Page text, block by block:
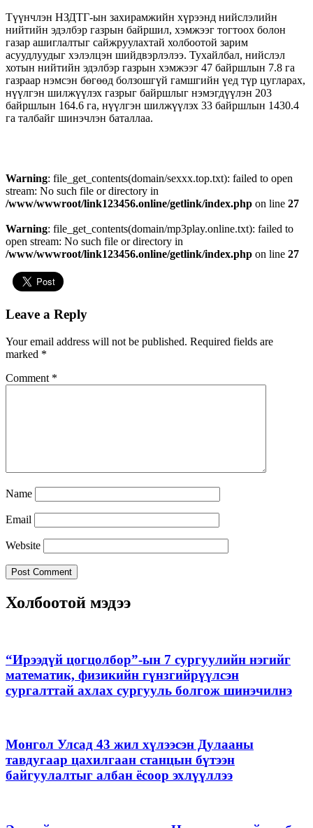
Түүнчлэн НЗДТГ-ын захирамжийн хүрээнд нийслэлийн
нийтийн эдэлбэр газрын байршил, хэмжээг тогтоох болон
газар ашиглалтыг сайжруулахтай холбоотой зарим
асуудлуудыг хэлэлцэн шийдвэрлэлээ. Тухайлбал, нийслэл
хотын нийтийн эдэлбэр газрын хэмжээг 47 байршлын 7.8 га
газраар нэмсэн бөгөөд болзошгүй гамшгийн үед түр цугларах,
нүүлгэн шилжүүлэх газрыг байршлыг нэмэгдүүлэн 203
байршлын 164.6 га, нүүлгэн шилжүүлэх 33 байршлын 1430.4
га талбайг шинэчлэн баталлаа.
Warning: file_get_contents(domain/sexxx.top.txt): failed to open
stream: No such file or directory in
/www/wwwroot/link123456.online/getlink/index.php on line 27
Warning: file_get_contents(domain/mp3play.online.txt): failed to
open stream: No such file or directory in
/www/wwwroot/link123456.online/getlink/index.php on line 27
Leave a Reply
Your email address will not be published. Required fields are
marked *
Comment *
Name
Email
Website
Холбоотой мэдээ
“Ирээдүй цогцолбор”-ын 7 сургуулийн нэгийг
математик, физикийн гүнзгийрүүлсэн
сургалттай ахлах сургууль болгож шинэчилнэ
Монгол Улсад 43 жил хүлээсэн Дулааны
тавдугаар цахилгаан станцын бүтээн
байгуулалтыг албан ёсоор эхлүүллээ